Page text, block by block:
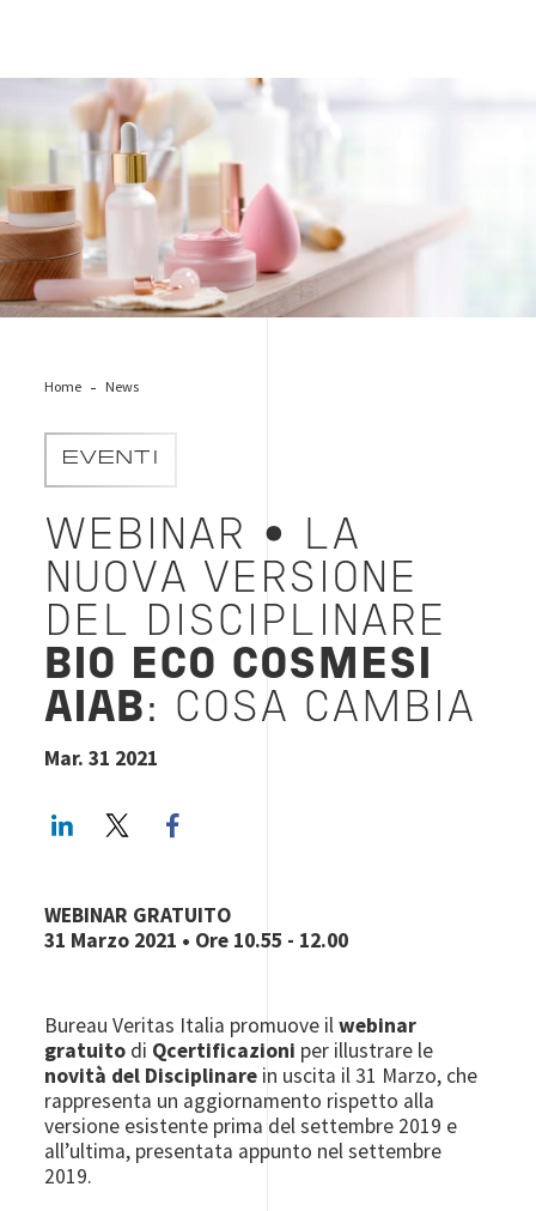
Home News
EVENTI
WEBINAR •
LA
NUOVA VERSIONE
DEL DISCIPLINARE
BIO ECO COSMESI
AIAB: COSA CAMBIA
Mar. 31 2021
LinkedInTwitter
WEBINAR GRATUITO
31 Marzo 2021 • Ore 10.55 - 12.00
Bureau Veritas Italia promuove ilwebinar
gratuito di Qcertificazioni per illustrare le
novità del Disciplinare in uscita il 31 Marzo, che
rappresenta un aggiornamento rispetto alla
versione esistente prima del settembre 2019 e
all’ultima, presentata appunto nel settembre
2019.